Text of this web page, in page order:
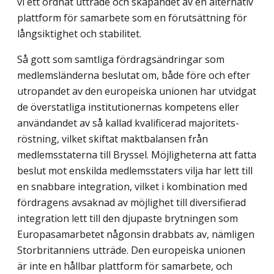
plattform för samarbete som en förutsättning för
långsiktighet och stabilitet.
Så gott som samtliga fördragsändringar som
medlemsländerna beslutat om, både före och efter
utropandet av den europeiska unionen har utvidgat
de överstatliga institutionernas kompetens eller
användandet av så kallad kvalificerad majoritets­
röstning, vilket skiftat maktbalansen från
medlemsstaterna till Bryssel. Möjligheterna att fatta
beslut mot enskilda medlemsstaters vilja har lett till
en snabbare integration, vilket i kombination med
fördragens avsaknad av möjlighet till diversifierad
integration lett till den djupaste brytningen som
Europasamarbetet någonsin drabbats av, nämligen
Storbritanniens utträde. Den europeiska unionen
är inte en hållbar plattform för samarbete, och